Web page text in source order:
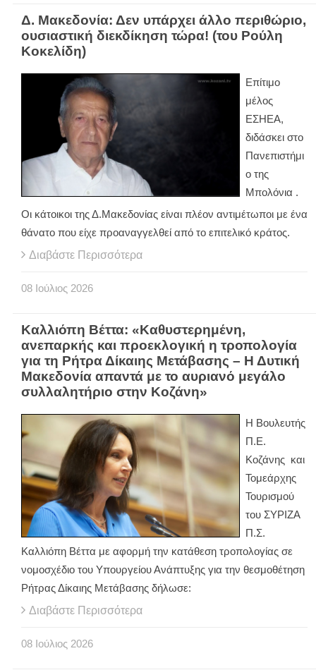
Δ. Μακεδονία: Δεν υπάρχει άλλο περιθώριο,
ουσιαστική διεκδίκηση τώρα! (του Ρούλη
Κοκελίδη)
Επίτιμο
μέλος
ΕΣΗΕΑ,
διδάσκει στο
Πανεπιστήμι
ο της
Μπολόνια .
Οι κάτοικοι της Δ.Μακεδονίας είναι πλέον αντιμέτωποι με ένα
θάνατο που είχε προαναγγελθεί από το επιτελικό κράτος.
Διαβάστε Περισσότερα
08 Ιούλιος 2026
Καλλιόπη Βέττα: «Καθυστερημένη,
ανεπαρκής και προεκλογική η τροπολογία
για τη Ρήτρα Δίκαιης Μετάβασης – Η Δυτική
Μακεδονία απαντά με το αυριανό μεγάλο
συλλαλητήριο στην Κοζάνη»
Η Βουλευτής
Π.Ε.
Κοζάνης και
Τομεάρχης
Τουρισμού
του ΣΥΡΙΖΑ
Π.Σ.
Καλλιόπη Βέττα με αφορμή την κατάθεση τροπολογίας σε
νομοσχέδιο του Υπουργείου Ανάπτυξης για την θεσμοθέτηση
Ρήτρας Δίκαιης Μετάβασης δήλωσε:
Διαβάστε Περισσότερα
08 Ιούλιος 2026